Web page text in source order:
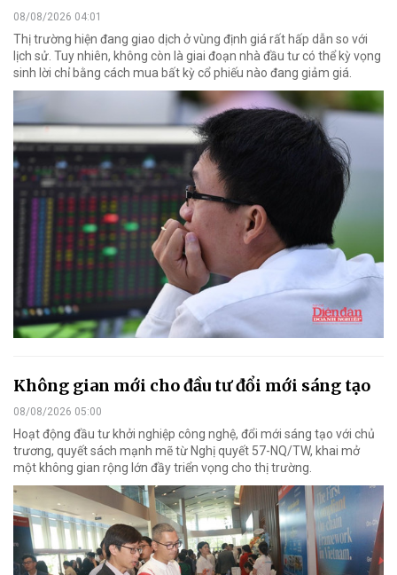
08/08/2026 04:01
Thị trường hiện đang giao dịch ở vùng định giá rất hấp dẫn so với
lịch sử. Tuy nhiên, không còn là giai đoạn nhà đầu tư có thể kỳ vọng
sinh lời chỉ bằng cách mua bất kỳ cổ phiếu nào đang giảm giá.
Không gian mới cho đầu tư đổi mới sáng tạo
08/08/2026 05:00
Hoạt động đầu tư khởi nghiệp công nghệ, đổi mới sáng tạo với chủ
trương, quyết sách mạnh mẽ từ Nghị quyết 57-NQ/TW, khai mở
một không gian rộng lớn đầy triển vọng cho thị trường.